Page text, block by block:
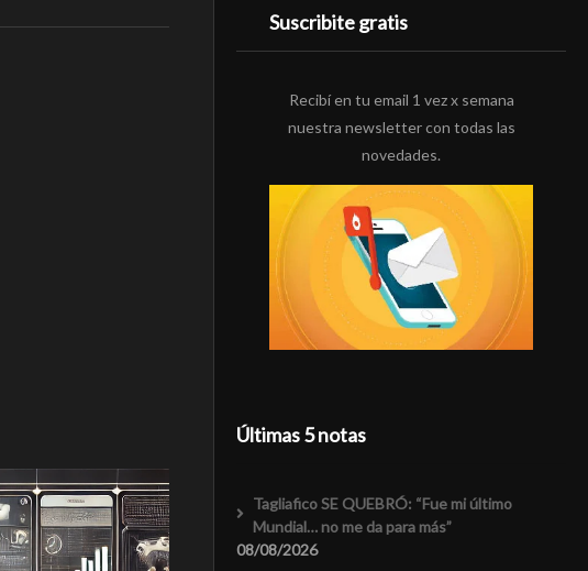
Suscribite gratis
Recibí en tu email 1 vez x semana
nuestra newsletter con todas las
novedades.
Últimas 5 notas
Tagliafico SE QUEBRÓ: “Fue mi último
Mundial… no me da para más”
08/08/2026